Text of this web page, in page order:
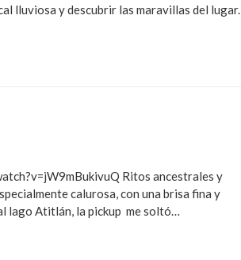
lluviosa y descubrir las maravillas del lugar.
Ritos ancestrales y
calurosa, con una brisa fina y
lago Atitlán, la pickup me soltó…